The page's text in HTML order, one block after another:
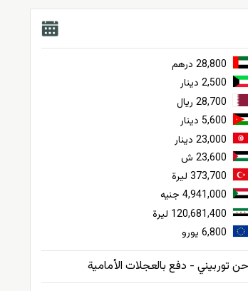
28,800 درهم
2,500 دينار
28,700 ريال
5,600 دينار
23,000 دينار
23,600 ش
373,700 ليرة
4,941,000 جنيه
120,681,400 ليرة
6,800 يورو